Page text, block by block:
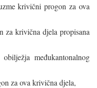
krivični progon za ova
za krivična djela propisana
međukantonalnog
za ova krivična djela,